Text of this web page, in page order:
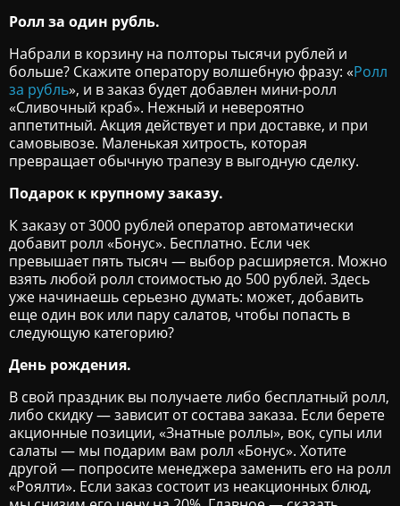
Ролл за один рубль.
Набрали в корзину на полторы тысячи рублей и
больше? Скажите оператору волшебную фразу: «Ролл
за рубль», и в заказ будет добавлен мини-ролл
«Сливочный краб». Нежный и невероятно
аппетитный. Акция действует и при доставке, и при
самовывозе. Маленькая хитрость, которая
превращает обычную трапезу в выгодную сделку.
Подарок к крупному заказу.
К заказу от 3000 рублей оператор автоматически
добавит ролл «Бонус». Бесплатно. Если чек
превышает пять тысяч — выбор расширяется. Можно
взять любой ролл стоимостью до 500 рублей. Здесь
уже начинаешь серьезно думать: может, добавить
еще один вок или пару салатов, чтобы попасть в
следующую категорию?
День рождения.
В свой праздник вы получаете либо бесплатный ролл,
либо скидку — зависит от состава заказа. Если берете
акционные позиции, «Знатные роллы», вок, супы или
салаты — мы подарим вам ролл «Бонус». Хотите
другой — попросите менеджера заменить его на ролл
«Роялти». Если заказ состоит из неакционных блюд,